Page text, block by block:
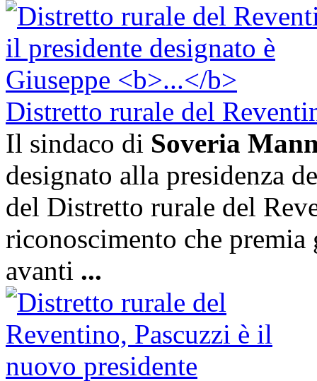
Distretto rurale del
Il sindaco di Soveria
designato alla presidenza
del Distretto rurale del
riconoscimento che
avanti ...